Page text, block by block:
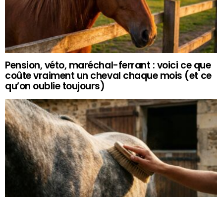
Pension, véto, maréchal-ferrant : voici ce que
coûte vraiment un cheval chaque mois (et ce
qu’on oublie toujours)